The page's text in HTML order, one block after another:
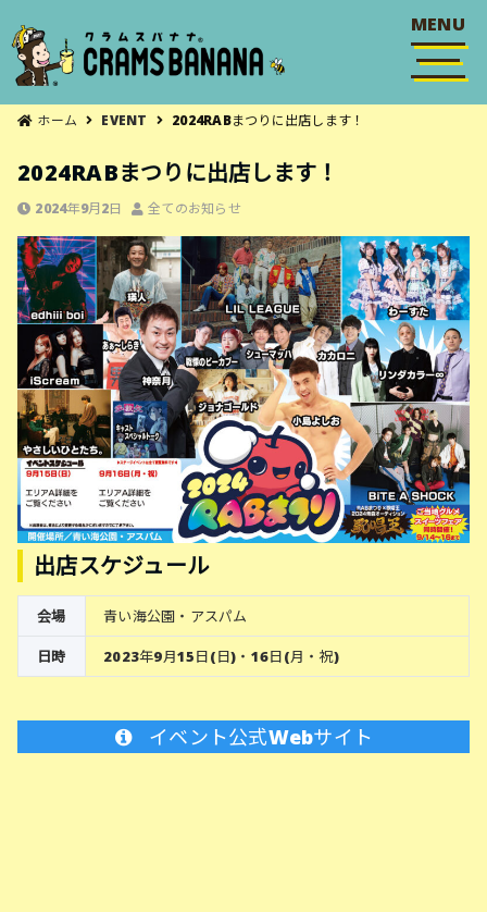
MENU
ホーム EVENT 2024RABまつりに出店します！
2024RABまつりに出店します！
2024年9月2日 全てのお知らせ
出店スケジュール
会場 青い海公園・アスパム
日時 2023年9月15日(日)・16日(月・祝)
イベント公式Webサイト